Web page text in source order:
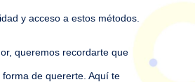
y acceso a estos métodos.
queremos recordarte que
de quererte. Aquí te